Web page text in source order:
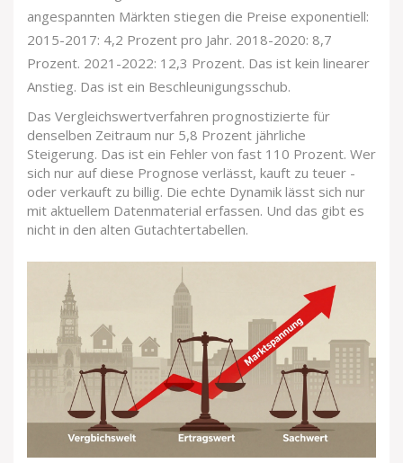
angespannten Märkten stiegen die Preise exponentiell:
2015-2017: 4,2 Prozent pro Jahr. 2018-2020: 8,7
Prozent. 2021-2022: 12,3 Prozent. Das ist kein linearer
Anstieg. Das ist ein Beschleunigungsschub.
Das Vergleichswertverfahren prognostizierte für
denselben Zeitraum nur 5,8 Prozent jährliche
Steigerung. Das ist ein Fehler von fast 110 Prozent. Wer
sich nur auf diese Prognose verlässt, kauft zu teuer -
oder verkauft zu billig. Die echte Dynamik lässt sich nur
mit aktuellem Datenmaterial erfassen. Und das gibt es
nicht in den alten Gutachtertabellen.